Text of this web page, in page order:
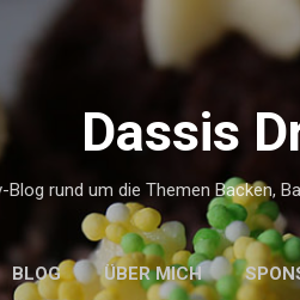
Direkt
Dassis
Blog rund um die Themen Backen,
BLOG ÜBER MICH